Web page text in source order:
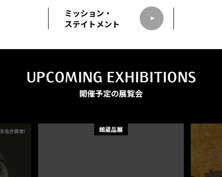
ミッション・
ステイトメント
UPCOMING EXHIBITIONS
開催予定の展覧会
館蔵品展